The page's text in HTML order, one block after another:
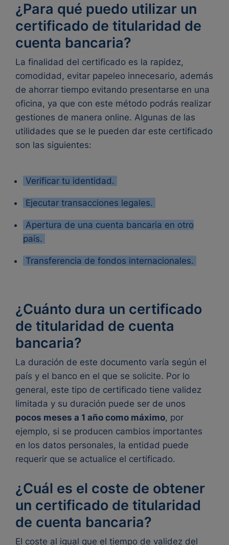
¿Para qué puedo utilizar un
certificado de titularidad de
cuenta bancaria?
La finalidad del certificado es la rapidez,
comodidad, evitar papeleo innecesario, además
de ahorrar tiempo evitando presentarse en una
oficina, ya que con este método podrás realizar
gestiones de manera online. Algunas de las
utilidades que se le pueden dar este certificado
son las siguientes:
Verificar tu identidad.
Ejecutar transacciones legales.
Apertura de una cuenta bancaria en otro
país.
Transferencia de fondos internacionales.
¿Cuánto dura un certificado
de titularidad de cuenta
bancaria?
La duración de este documento varía según el
país y el banco en el que se solicite. Por lo
general, este tipo de certificado tiene validez
limitada y su duración puede ser de unos
pocos meses a 1 año como máximo, por
ejemplo, si se producen cambios importantes
en los datos personales, la entidad puede
requerir que se actualice el certificado.
¿Cuál es el coste de obtener
un certificado de titularidad
de cuenta bancaria?
El coste al igual que el tiempo de validez del